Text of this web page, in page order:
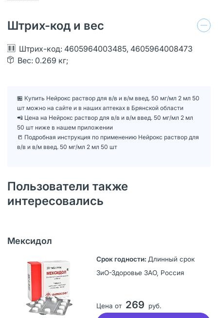
Штрих-код и вес
Штрих-код: 4605964003485, 4605964008473
Вес: 0.269 кг;
🏪 Купить Нейрокс раствор для в/в и в/м введ. 50 мг/мл 2 мл 50
шт можно на сайте и в наших аптеках в Брянской области
📲 Цена на Нейрокс раствор для в/в и в/м введ. 50 мг/мл 2 мл
50 шт ниже в нашем приложении
📒 Подробная инструкция по применению Нейрокс раствор для
в/в и в/м введ. 50 мг/мл 2 мл 50 шт
Пользователи также
интересовались
Мексидол
Длинный срок
ЗиО-Здоровье ЗАО, Россия
Цена от 269 руб.